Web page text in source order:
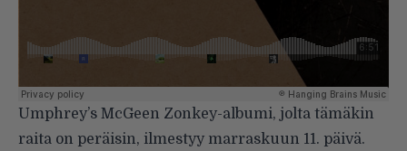
Umphrey’s McGeen Zonkey-albumi, jolta tämäkin
raita on peräisin, ilmestyy marraskuun 11. päivä.